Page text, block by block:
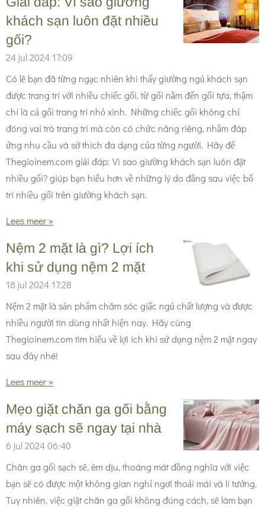
khách sạn luôn đặt nhiều
gối?
24 jul 2024 17:09
Có lẽ bạn đã từng ngạc nhiên khi thấy giường ngủ khách sạn
được trang trí với nhiều chiếc gối, từ gối nằm đến gối tựa, thậm
chí là cả gối trang trí nhỏ xinh. Những chiếc gối không chỉ
đóng vai trò trang trí mà còn có chức năng riêng, nhằm đáp
ứng nhu cầu và sở thích đa dạng của từng người. Hãy để
Thegioinem.com giải đáp: Vì sao giường khách sạn luôn đặt
nhiều gối? giúp bạn hiểu hơn về những lý do đằng sau việc bố
trí nhiều gối trên giường khách sạn.
Lees meer »
Nệm 2 mặt là gì? Lợi ích
khi sử dụng nệm 2 mặt
18 jul 2024 17:28
Nệm 2 mặt là sản phẩm chăm sóc giấc ngủ chất lượng và được
nhiều người tin dùng nhất hiện nay. Hãy cùng
Thegioinem.com tìm hiểu về lợi ích khi sử dụng nệm 2 mặt ngay
sau đây nhé!
Lees meer »
Mẹo giặt chăn ga gối bằng
máy sạch sẽ ngay tại nhà
6 jul 202406:40
Chăn ga gối sạch sẽ, êm dịu, thoáng mát đồng nghĩa với việc
bạn sẽ có được một không gian nghỉ ngơi thoải mái và lí tưởng.
Tuy nhiên, việc giặt chăn ga gối không đúng cách, sẽ làm bạn